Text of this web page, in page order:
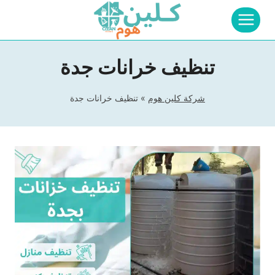
التجاوز
المحتوى
تنظيف خرانات جدة
شركة كلين هوم » تنظيف خرانات جدة